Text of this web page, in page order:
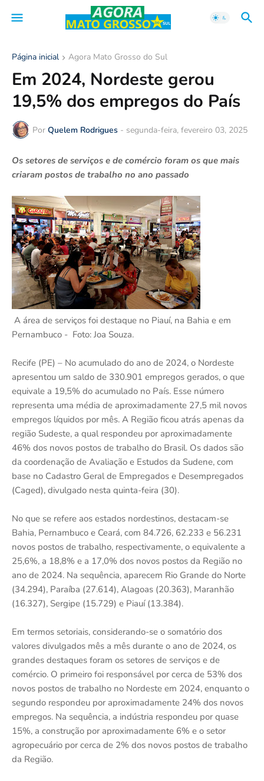
Página inicial Agora Mato Grosso do Sul
Em 2024, Nordeste gerou
19,5% dos empregos do País
Por Quelem Rodrigues - segunda-feira, fevereiro 03, 2025
Os setores de serviços e de comércio foram os que mais
criaram postos de trabalho no ano passado
A área de serviços foi destaque no Piauí, na Bahia e em
Pernambuco - Foto: Joa Souza.
Recife (PE) – No acumulado do ano de 2024, o Nordeste
apresentou um saldo de 330.901 empregos gerados, o que
equivale a 19,5% do acumulado no País. Esse número
representa uma média de aproximadamente 27,5 mil novos
empregos líquidos por mês. A Região ficou atrás apenas da
região Sudeste, a qual respondeu por aproximadamente
46% dos novos postos de trabalho do Brasil. Os dados são
da coordenação de Avaliação e Estudos da Sudene, com
base no Cadastro Geral de Empregados e Desempregados
(Caged), divulgado nesta quinta-feira (30).
No que se refere aos estados nordestinos, destacam-se
Bahia, Pernambuco e Ceará, com 84.726, 62.233 e 56.231
novos postos de trabalho, respectivamente, o equivalente a
25,6%, a 18,8% e a 17,0% dos novos postos da Região no
ano de 2024. Na sequência, aparecem Rio Grande do Norte
(34.294), Paraíba (27.614), Alagoas (20.363), Maranhão
(16.327), Sergipe (15.729) e Piauí (13.384).
Em termos setoriais, considerando-se o somatório dos
valores divulgados mês a mês durante o ano de 2024, os
grandes destaques foram os setores de serviços e de
comércio. O primeiro foi responsável por cerca de 53% dos
novos postos de trabalho no Nordeste em 2024, enquanto o
segundo respondeu por aproximadamente 24% dos novos
empregos. Na sequência, a indústria respondeu por quase
15%, a construção por aproximadamente 6% e o setor
agropecuário por cerca de 2% dos novos postos de trabalho
da Região.